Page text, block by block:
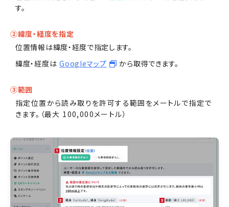
す。
②緯度・経度を指定
位置情報は緯度・経度で指定します。
緯度・経度は Googleマップ から取得できます。
③範囲
指定位置から読み取りを許可する範囲をメートルで指定で
きます。（最大 100,000メートル）